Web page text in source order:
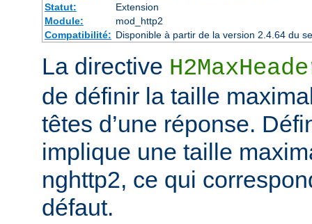
Statut:
Extension
Module:
mod_http2
Compatibilité: Disponible à partir de la version 2.4.64 du
La directive
de définir la taille
têtes d’une réponse.
implique une taille
nghttp2, ce qui
défaut.